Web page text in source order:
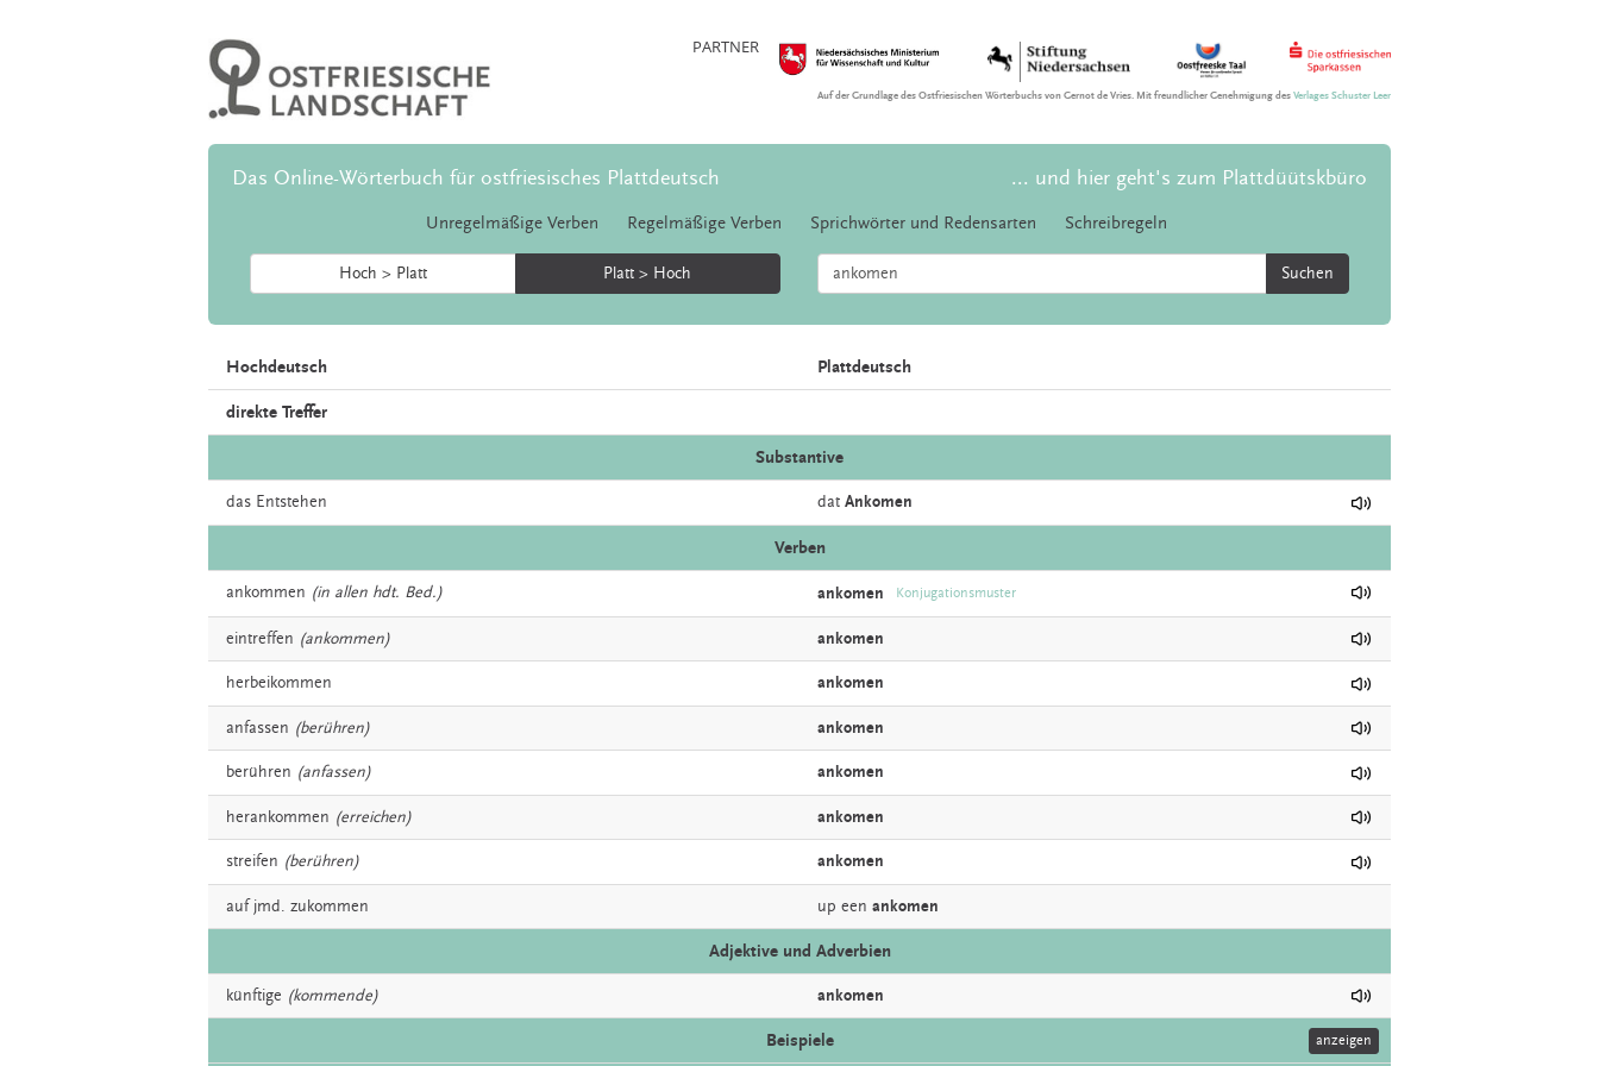
PARTNER
Auf der Grundlage des Ostfriesischen Wörterbuchs von Gernot de Vries. Mit freundlicher Genehmigung desVerlages Schuster Leer
Das Online-Wörterbuch für ostfriesisches Plattdeutsch ... und hier geht's zum Plattdüütskbüro
Unregelmäßige Verben Regelmäßige Verben Sprichwörter und Redensarten Schreibregeln
Hoch > Platt Platt > Hoch Suchen
Hochdeutsch Plattdeutsch
direkte Treffer
Substantive
das Entstehen dat Ankomen
Verben
ankommen (in allen hdt. Bed.) ankomen Konjugationsmuster
eintreffen (ankommen) ankomen
herbeikommen ankomen
anfassen (berühren) ankomen
berühren (anfassen) ankomen
herankommen (erreichen) ankomen
streifen (berühren) ankomen
auf jmd. zukommen up een ankomen
Adjektive und Adverbien
künftige (kommende) ankomen
Beispiele anzeigen